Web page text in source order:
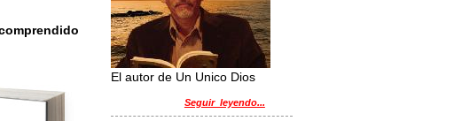
El autor de Un Unico Dios
Seguir_leyendo...